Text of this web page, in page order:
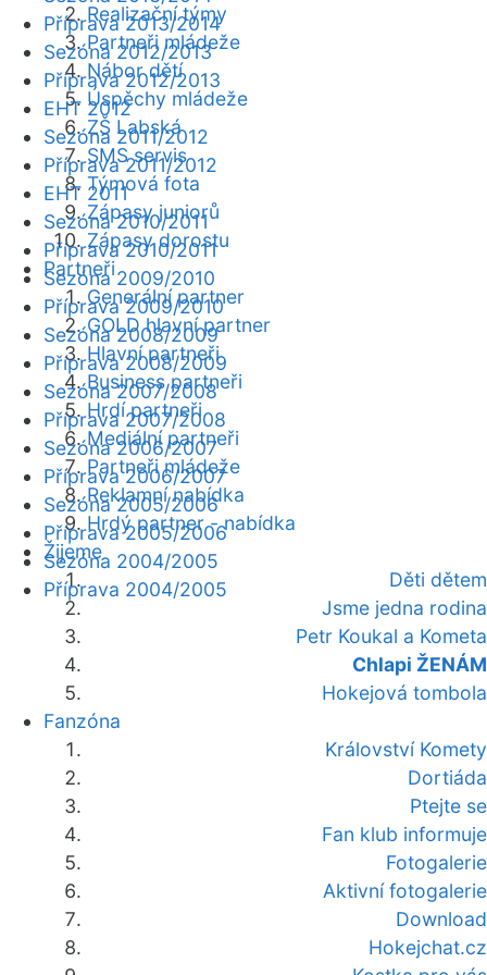
Realizační týmy
Partneři mládeže
Nábor dětí
Úspěchy mládeže
ZŠ Labská
SMS servis
Týmová fota
Zápasy juniorů
Zápasy dorostu
Partneři
Generální partner
GOLD hlavní partner
Hlavní partneři
Business partneři
Hrdí partneři
Mediální partneři
Partneři mládeže
Reklamní nabídka
Hrdý partner - nabídka
Žijeme
Děti dětem
Jsme jedna rodina
Petr Koukal a Kometa
Chlapi ŽENÁM
Hokejová tombola
Fanzóna
Království Komety
Dortiáda
Ptejte se
Fan klub informuje
Fotogalerie
Aktivní fotogalerie
Download
Hokejchat.cz
Příprava 2013/2014
Sezóna 2012/2013
Příprava 2012/2013
EHT 2012
Sezóna 2011/2012
Příprava 2011/2012
EHT 2011
Sezóna 2010/2011
Příprava 2010/2011
Sezóna 2009/2010
Příprava 2009/2010
Sezóna 2008/2009
Příprava 2008/2009
Sezóna 2007/2008
Příprava 2007/2008
Sezóna 2006/2007
Příprava 2006/2007
Sezóna 2005/2006
Příprava 2005/2006
Sezóna 2004/2005
Příprava 2004/2005